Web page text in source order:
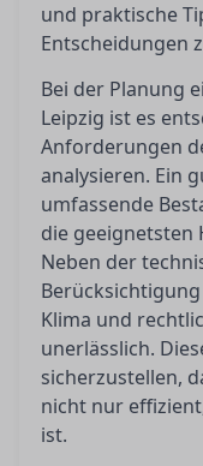
und praktische
Entscheidungen
Bei der Planung
Leipzig ist es
Anforderungen
analysieren. Ein
umfassende
die geeignetsten
Neben der
Klima und
unerlässlich.
sicherzustellen,
nicht nur
ist.